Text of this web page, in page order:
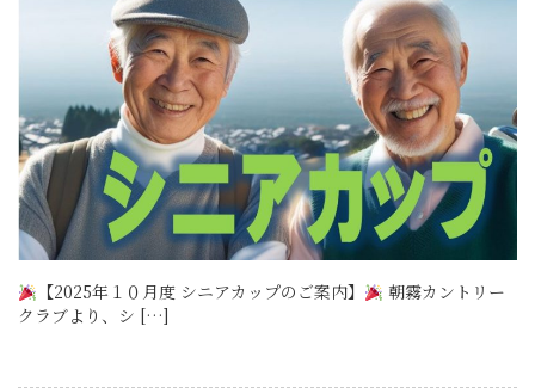
【2025年１０月度 シニアカップのご案内】
朝霧カントリー
クラブより、シ […]